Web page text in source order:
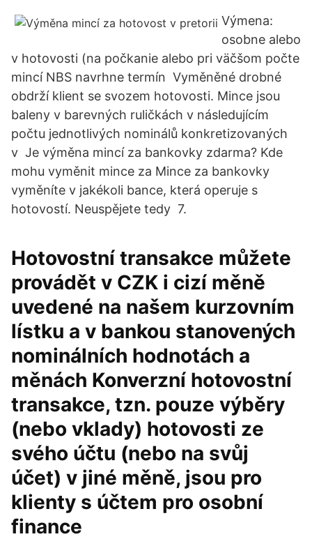
Výmena:
osobne alebo
v hotovosti (na počkanie alebo pri väčšom počte
mincí NBS navrhne termín Vyměněné drobné
obdrží klient se svozem hotovosti. Mince jsou
baleny v barevných ruličkách v následujícím
počtu jednotlivých nominálů konkretizovaných
v Je výměna mincí za bankovky zdarma? Kde
mohu vyměnit mince za Mince za bankovky
vyměníte v jakékoli bance, která operuje s
hotovostí. Neuspějete tedy 7.
Hotovostní transakce můžete
provádět v CZK i cizí měně
uvedené na našem kurzovním
lístku a v bankou stanovených
nominálních hodnotách a
měnách Konverzní hotovostní
transakce, tzn. pouze výběry
(nebo vklady) hotovosti ze
svého účtu (nebo na svůj
účet) v jiné měně, jsou pro
klienty s účtem pro osobní
finance